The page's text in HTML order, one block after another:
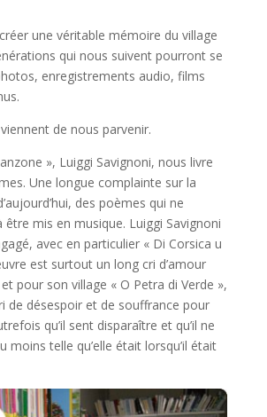
une véritable mémoire du village
qui nous suivent pourront se
enregistrements audio, films
de nous parvenir.
», Luiggi Savignoni, nous livre
Une longue complainte sur la
des poèmes qui ne
être mis en musique. Luiggi Savignoni
avec en particulier « Di Corsica u
est surtout un long cri d’amour
pour son village « O Petra di Verde »,
de désespoir et de souffrance pour
qu’il sent disparaître et qu’il ne
moins telle qu’elle était lorsqu’il était